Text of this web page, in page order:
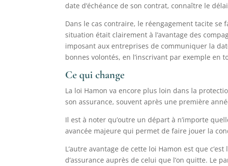
date d’échéance de son contrat, connaître le
Dans le cas contraire, le réengagement tacite
situation était clairement à l’avantage des
imposant aux entreprises de communiquer la
bonnes volontés, en l’inscrivant par exemple en
Ce qui change
La loi Hamon va encore plus loin dans la
son assurance, souvent après une première
Il est à noter qu’outre un départ à n’importe
avancée majeure qui permet de faire jouer la
L’autre avantage de cette loi Hamon est que
d’assurance auprès de celui que l’on quitte. Le